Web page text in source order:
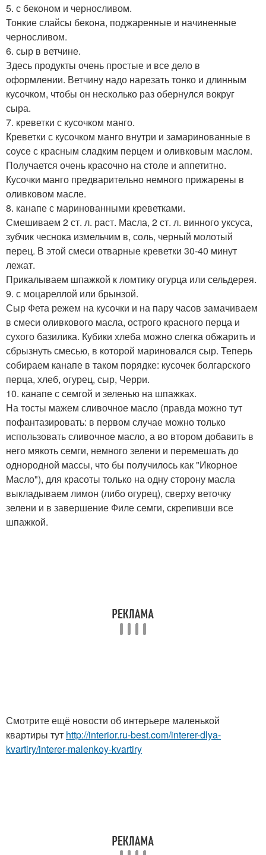
5. с беконом и черносливом.
Тонкие слайсы бекона, поджаренные и начиненные
черносливом.
6. сыр в ветчине.
Здесь продукты очень простые и все дело в
оформлении. Ветчину надо нарезать тонко и длинным
кусочком, чтобы он несколько раз обернулся вокруг
сыра.
7. креветки с кусочком манго.
Креветки с кусочком манго внутри и замаринованные в
соусе с красным сладким перцем и оливковым маслом.
Получается очень красочно на столе и аппетитно.
Кусочки манго предварительно немного прижарены в
оливковом масле.
8. канапе с маринованными креветками.
Смешиваем 2 ст. л. раст. Масла, 2 ст. л. винного уксуса,
зубчик чеснока измельчим в, соль, черный молотый
перец. В этой смеси отварные креветки 30-40 минут
лежат.
Прикалываем шпажкой к ломтику огурца или сельдерея.
9. с моцареллой или брынзой.
Сыр Фета режем на кусочки и на пару часов замачиваем
в смеси оливкового масла, острого красного перца и
сухого базилика. Кубики хлеба можно слегка обжарить и
сбрызнуть смесью, в которой мариновался сыр. Теперь
собираем канапе в таком порядке: кусочек болгарского
перца, хлеб, огурец, сыр, Черри.
10. канапе с семгой и зеленью на шпажках.
На тосты мажем сливочное масло (правда можно тут
пофантазировать: в первом случае можно только
использовать сливочное масло, а во втором добавить в
него мякоть семги, немного зелени и перемешать до
однородной массы, что бы получилось как "Икорное
Масло"), для красоты только на одну сторону масла
выкладываем лимон (либо огурец), сверху веточку
зелени и в завершение Филе семги, скрепивши все
шпажкой.
Смотрите ещё новости об интерьере маленькой
квартиры тут http://interior.ru-best.com/interer-dlya-
kvartiry/interer-malenkoy-kvartiry